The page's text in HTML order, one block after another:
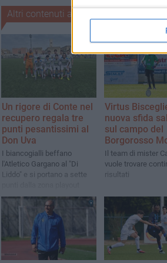
Altri contenuti a tema
Un rigore di Conte nel
recupero regala tre
punti pesantissimi al
Don Uva
I biancogialli beffano
l'Atletico Gargano al "Di
Liddo" e si portano a sette
Virtus
nuova sfida
sul campo del
Borgorosso
Il team di mister
vuole trovare
risultati